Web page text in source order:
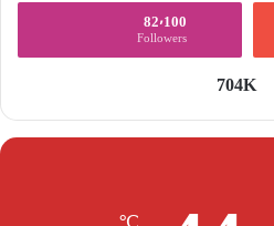
82٬100
Followers
704K